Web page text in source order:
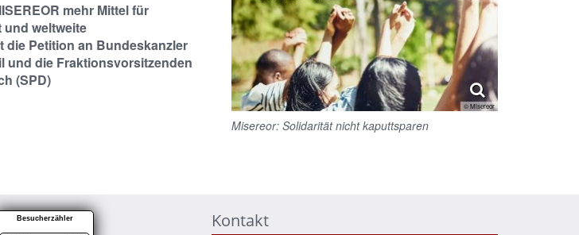
© Misereor
Misereor: Solidarität nicht kaputtsparen
mehr Mittel für
weltweite
die Petition an Bundeskanzler
und die Fraktionsvorsitzenden
(SPD)
Besucherzähler Kontakt